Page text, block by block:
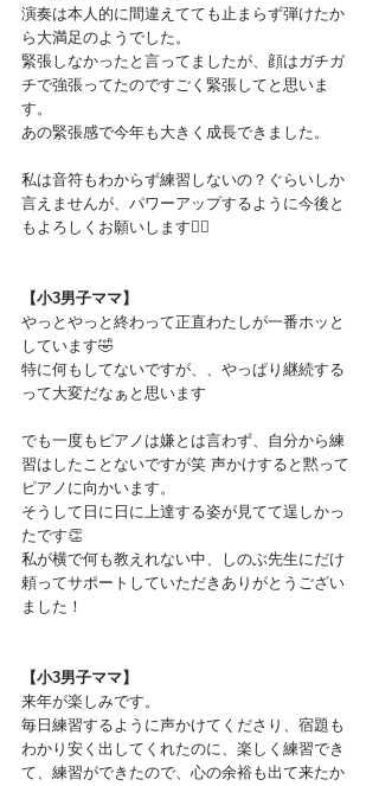
演奏は本人的に間違えてても止まらず弾けたか
ら大満足のようでした。
緊張しなかったと言ってましたが、顔はガチガ
チで強張ってたのですごく緊張してと思いま
す。
あの緊張感で今年も大きく成長できました。
私は音符もわからず練習しないの？ぐらいしか
言えませんが、パワーアップするように今後と
もよろしくお願いします🙇‍♀️
【小3男子ママ】
やっとやっと終わって正直わたしが一番ホッと
しています🤣
特に何もしてないですが、、やっぱり継続する
って大変だなぁと思います
でも一度もピアノは嫌とは言わず、自分から練
習はしたことないですが笑 声かけすると黙って
ピアノに向かいます。
そうして日に日に上達する姿が見てて逞しかっ
たです👏
私が横で何も教えれない中、しのぶ先生にだけ
頼ってサポートしていただきありがとうござい
ました！
【小3男子ママ】
来年が楽しみです。
毎日練習するように声かけてくださり、宿題も
わかり安く出してくれたのに、楽しく練習でき
て、練習ができたので、心の余裕も出て来たか